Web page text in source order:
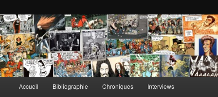
principal
Accueil Bibliographie Chroniques Interviews